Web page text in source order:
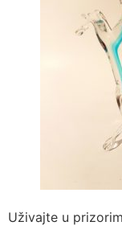
Uživajte u